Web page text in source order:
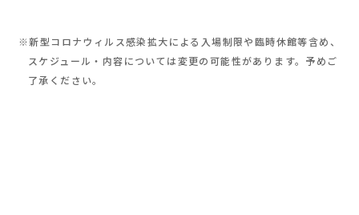
※新型コロナウィルス感染拡大による入場制限や臨時休館等含め、
スケジュール・内容については変更の可能性があります。予めご
了承ください。